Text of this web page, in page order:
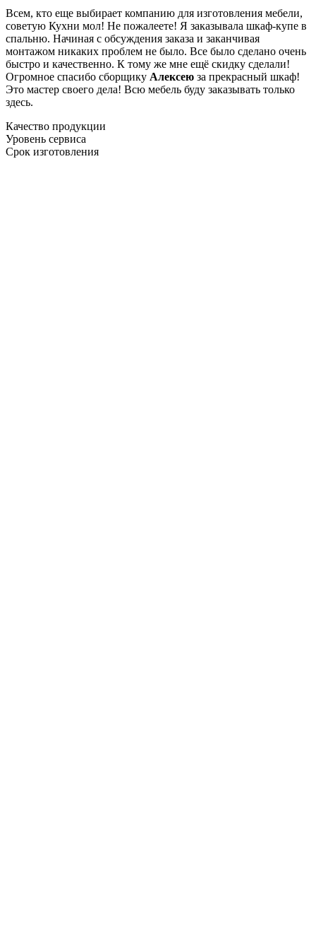
Всем, кто еще выбирает компанию для изготовления мебели,
советую Кухни мол! Не пожалеете! Я заказывала шкаф-купе в
спальню. Начиная с обсуждения заказа и заканчивая
монтажом никаких проблем не было. Все было сделано очень
быстро и качественно. К тому же мне ещё скидку сделали!
Огромное спасибо сборщику Алексею за прекрасный шкаф!
Это мастер своего дела! Всю мебель буду заказывать только
здесь.
Качество продукции
Уровень сервиса
Срок изготовления